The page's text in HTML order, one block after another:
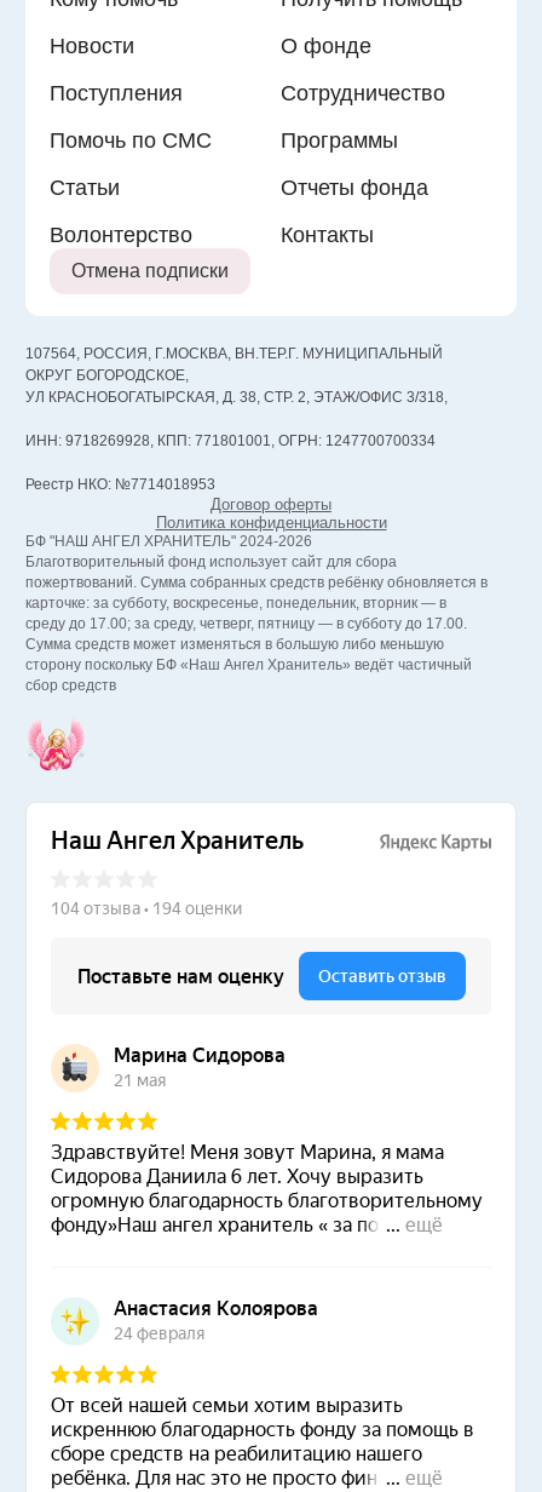
Новости
О фонде
Поступления
Сотрудничество
Помочь по СМС
Программы
Статьи
Отчеты фонда
Волонтерство
Контакты
Отмена подписки
107564, РОССИЯ, Г.МОСКВА, ВН.ТЕР.Г. МУНИЦИПАЛЬНЫЙ
ОКРУГ БОГОРОДСКОЕ,
УЛ КРАСНОБОГАТЫРСКАЯ, Д. 38, СТР. 2, ЭТАЖ/ОФИС 3/318,
ИНН: 9718269928, КПП: 771801001, ОГРН: 1247700700334
Реестр НКО: №7714018953
Договор оферты
Политика конфиденциальности
БФ "НАШ АНГЕЛ ХРАНИТЕЛЬ" 2024-2026
Благотворительный фонд использует сайт для сбора
пожертвований. Сумма собранных средств ребёнку обновляется в
карточке: за субботу, воскресенье, понедельник, вторник — в
среду до 17.00; за среду, четверг, пятницу — в субботу до 17.00.
Сумма средств может изменяться в большую либо меньшую
сторону поскольку БФ «Наш Ангел Хранитель» ведёт частичный
сбор средств